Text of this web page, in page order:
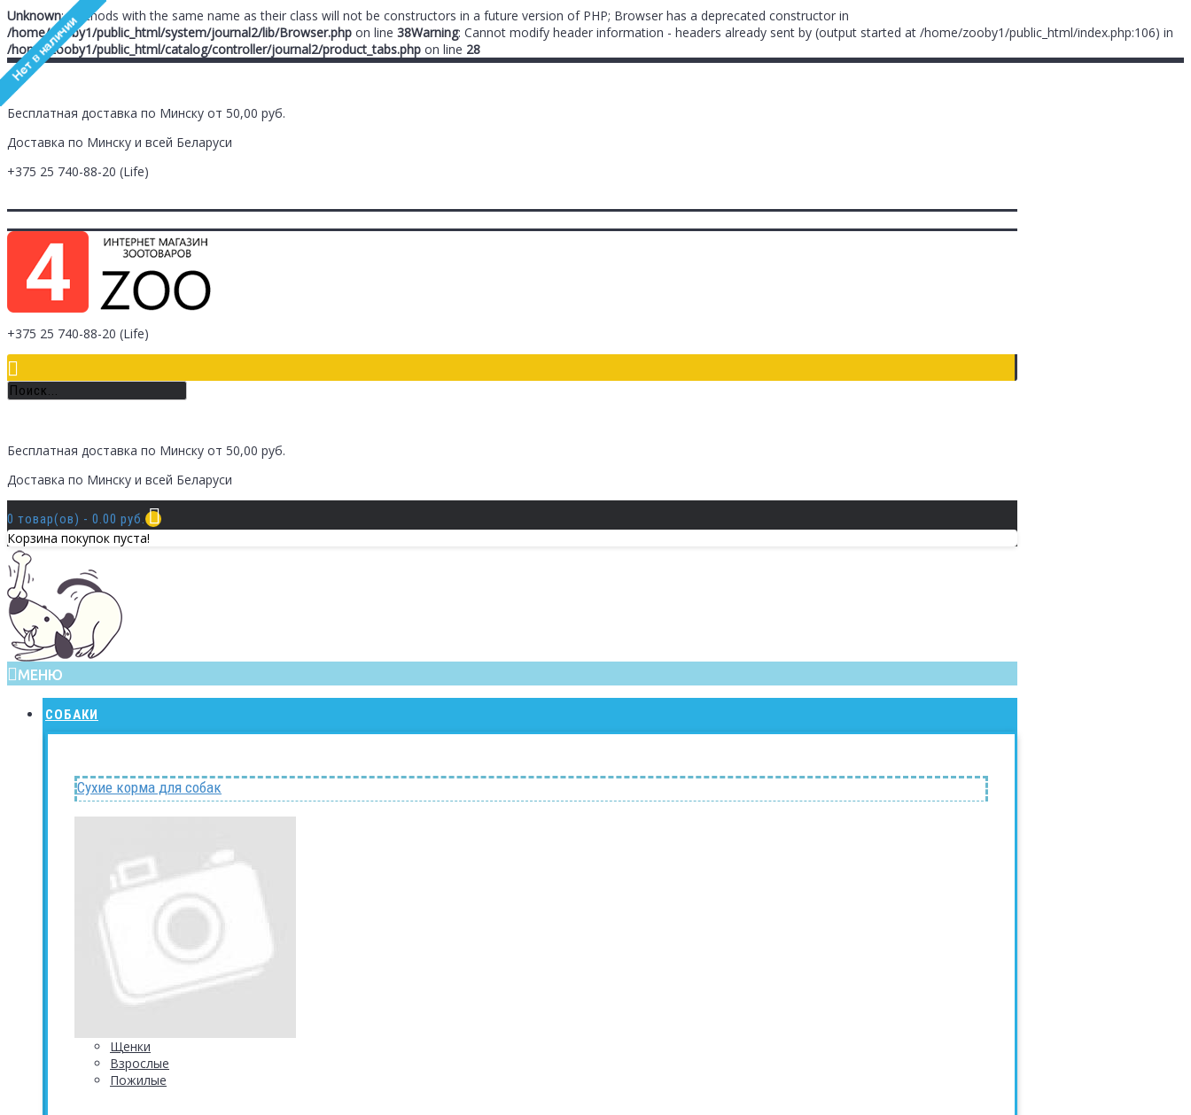
Unknown: Methods with the same name as their class will not be constructors in a future version of PHP; Browser has a deprecated constructor in
/home/zooby1/public_html/system/journal2/lib/Browser.php on line 38Warning: Cannot modify header information - headers already sent by (output started at /home/zooby1/public_html/index.php:106) in
/home/zooby1/public_html/catalog/controller/journal2/product_tabs.php on line 28
Бесплатная доставка по Минску от 50,00 руб.
Доставка по Минску и всей Беларуси
+375 25 740-88-20 (Life)
+375 25 740-88-20 (Life)
Бесплатная доставка по Минску от 50,00 руб.
Доставка по Минску и всей Беларуси
0 товар(ов) - 0.00 руб.
Корзина покупок пуста!
МЕНЮ
СОБАКИ
Сухие корма для собак
Щенки
Взрослые
Пожилые